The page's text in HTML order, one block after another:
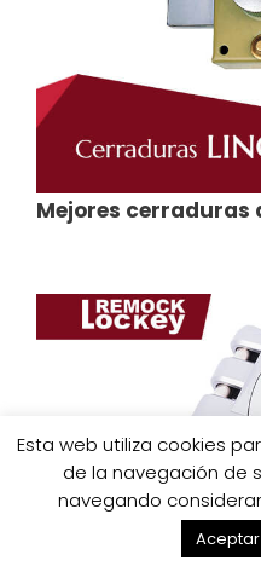
Mejores cerraduras
Esta web utiliza cookies
de la navegación de
navegando
Aceptar